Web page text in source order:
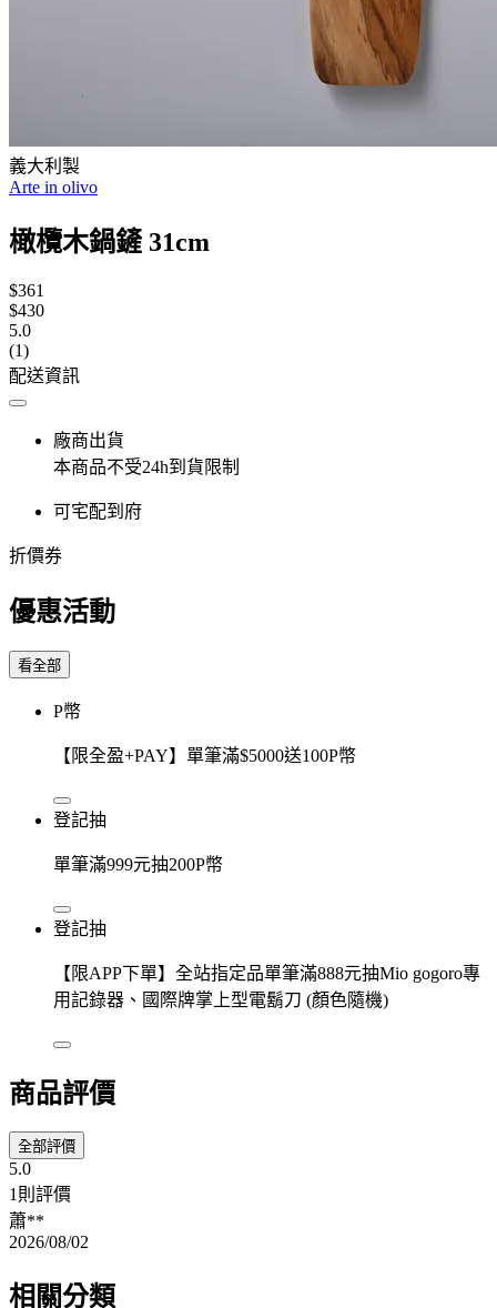
義大利製
Arte in olivo
橄欖木鍋鏟 31cm
$361
$430
5.0
(1)
配送資訊
廠商出貨
本商品不受24h到貨限制
可宅配到府
折價券
優惠活動
看全部
P幣
【限全盈+PAY】單筆滿$5000送100P幣
登記抽
單筆滿999元抽200P幣
登記抽
【限APP下單】全站指定品單筆滿888元抽Mio gogoro專
用記錄器、國際牌掌上型電鬍刀 (顏色隨機)
商品評價
全部評價
5.0
1則評價
蕭**
2026/08/02
相關分類